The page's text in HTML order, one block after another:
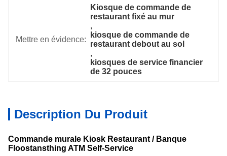
Mettre en évidence:
Kiosque de commande de
restaurant fixé au mur
,
kiosque de commande de
restaurant debout au sol
,
kiosques de service financier
de 32 pouces
Description Du Produit
Commande murale Kiosk Restaurant / Banque
Floostansthing ATM Self-Service